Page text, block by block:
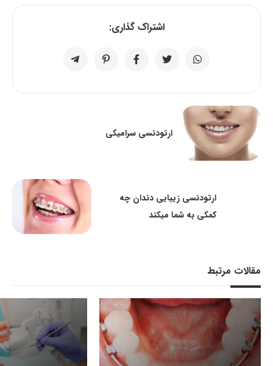
اشتراک گذاری:
ارتودنسی سرامیکی
ارتودنسی زیبایی دندان چه
کمکی به شما میکند
مقالات مرتبط